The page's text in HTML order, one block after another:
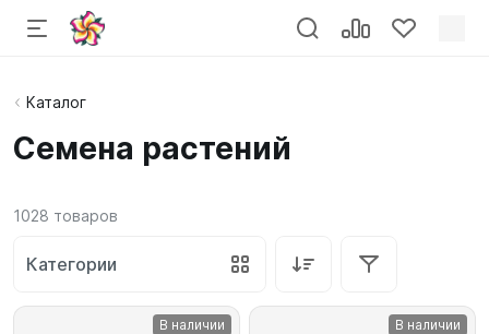
Каталог
Семена растений
1028 товаров
Категории
В наличии В наличии